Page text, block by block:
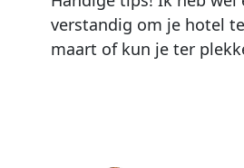
verstandig om je hotel
maart of kun je ter